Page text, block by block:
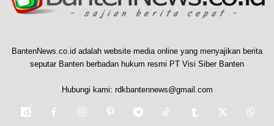
BantenNews.co.id adalah website media online yang menyajikan berita
seputar Banten berbadan hukum resmi PT Visi Siber Banten
Hubungi kami: rdkbantennews@gmail.com